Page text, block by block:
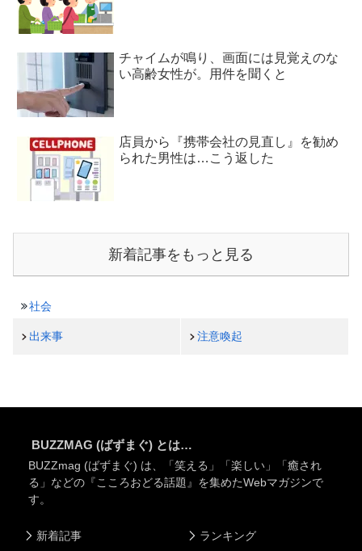
チャイムが鳴り、画面には見覚えのな
い高齢女性が。用件を聞くと
店員から『携帯会社の見直し』を勧め
られた男性は…こう返した
新着記事をもっと見る
社会
出来事 注意喚起
BUZZMAG (ばずまぐ) とは…
BUZZmag (ばずまぐ) は、「笑える」「楽しい」「癒され
る」などの『こころおどる話題』を集めたWebマガジンで
す。
新着記事 ランキング